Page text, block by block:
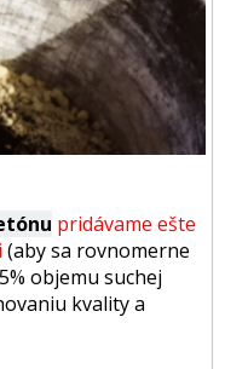
pridávame ešte
(aby sa rovnomerne
objemu suchej
kvality a